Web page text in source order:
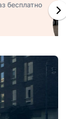
бесплатно